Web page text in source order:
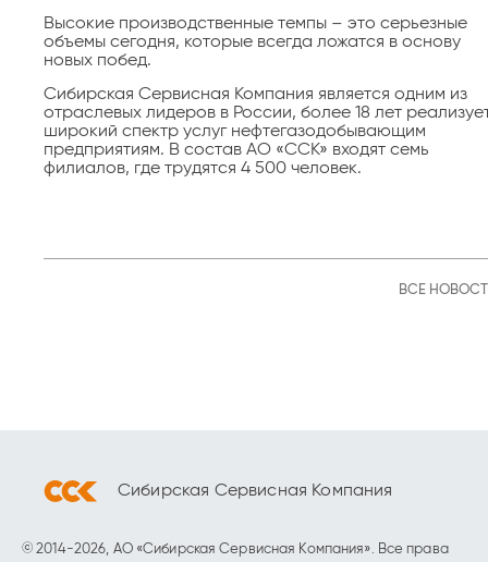
Высокие производственные темпы – это серьезные
объемы сегодня, которые всегда ложатся в основу
новых побед.
Сибирская Сервисная Компания является одним из
отраслевых лидеров в России, более 18 лет
широкий спектр услуг нефтегазодобывающим
предприятиям. В состав АО «ССК» входят семь
филиалов, где трудятся 4 500 человек.
ВСЕ
Сибирская Сервисная Компания
© 2014-2026, АО «Сибирская Сервисная Компания». Все права